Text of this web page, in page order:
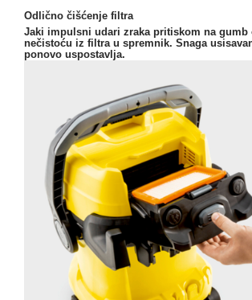
Odlično čišćenje filtra
Jaki impulsni udari zraka pritiskom na gumb
nečistoću iz filtra u spremnik. Snaga
ponovo uspostavlja.